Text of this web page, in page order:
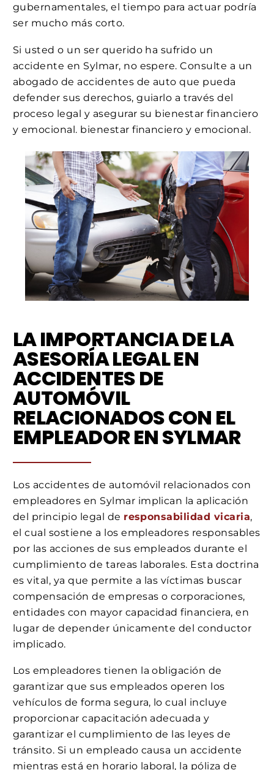
gubernamentales, el tiempo para actuar podría
ser mucho más corto.
Si usted o un ser querido ha sufrido un
accidente en Sylmar, no espere. Consulte a un
abogado de accidentes de auto que pueda
defender sus derechos, guiarlo a través del
proceso legal y asegurar su bienestar financiero
y emocional. bienestar financiero y emocional.
LA IMPORTANCIA DE LA
ASESORÍA LEGAL EN
ACCIDENTES DE
AUTOMÓVIL
RELACIONADOS CON EL
EMPLEADOR EN SYLMAR
Los accidentes de automóvil relacionados con
empleadores en Sylmar implican la aplicación
del principio legal de responsabilidad vicaria,
el cual sostiene a los empleadores responsables
por las acciones de sus empleados durante el
cumplimiento de tareas laborales. Esta doctrina
es vital, ya que permite a las víctimas buscar
compensación de empresas o corporaciones,
entidades con mayor capacidad financiera, en
lugar de depender únicamente del conductor
implicado.
Los empleadores tienen la obligación de
garantizar que sus empleados operen los
vehículos de forma segura, lo cual incluye
proporcionar capacitación adecuada y
garantizar el cumplimiento de las leyes de
tránsito. Si un empleado causa un accidente
mientras está en horario laboral, la póliza de